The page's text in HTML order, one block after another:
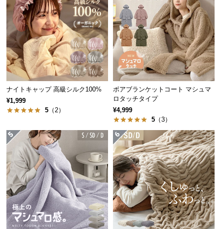
搬
入
経
路
に
つ
い
て
品・
キ
ャ
ン
セ
ル
に
つ
い
ナイトキャップ 高級シルク100%
¥1,999
5 （2）
ボアブランケットコート マシュマ
ロタッチタイプ
¥4,999
5 （3）